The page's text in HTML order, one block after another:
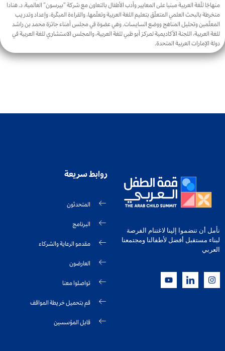
منهاجًا للّغة العربية مبنيا على المعايير وأدب الأطفال بالتعاون مع شركة “بيرسون” العالمية. د. هنادا
منخرطة بالبحث العلمي المتعلّق بتعليم اللغة العربية وتعلّمها، والقراءة المبكّرة، وإعداد وتدريب
المعلّمين وتحليل المناهج ووضع السايسات. وهي عضوة في مجلس أمناء جائزة محمد بن راشد
للغة العربية، اللجنة الأكاديمية لمركز أبو ظبي للغة العربية، والمجلس الاستشاري للغة العربية في
دولة الإمارات العربية المتحدة.
نأمل أن تنضموا إلينا لاغتنام الفرصة
لبناء مستقبل أفضل لأطفالنا ومجتمعنا
العربي
روابط سريعة
المتحدثون
البرنامج
مقدمو الرعاية والشركاء
العارضون
تواصلوا معنا
قم بتحميل خريطة المواقف
قابل المؤسسين